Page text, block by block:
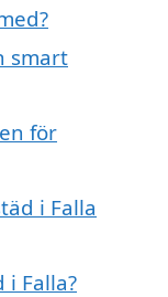
smart
för
i Falla
i Falla?